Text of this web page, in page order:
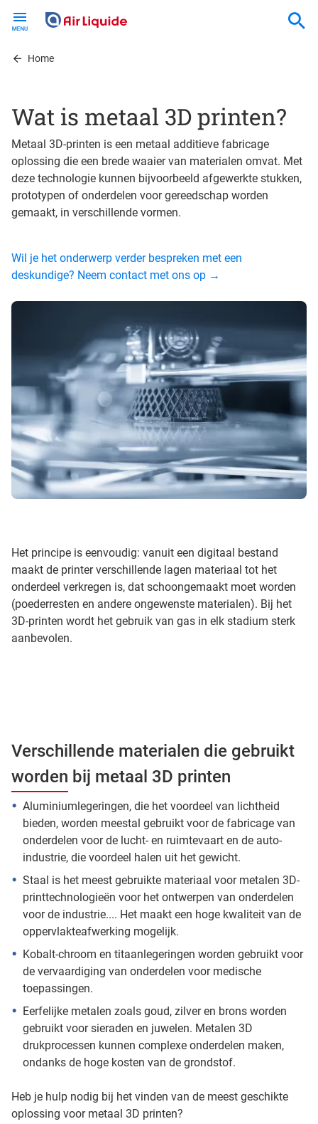
contentHome
Wat is metaal 3D printen?
Metaal 3D-printen is een metaal additieve fabricage
oplossing die een brede waaier van materialen omvat. Met
deze technologie kunnen bijvoorbeeld afgewerkte stukken,
prototypen of onderdelen voor gereedschap worden
gemaakt, in verschillende vormen.
Wil je het onderwerp verder bespreken met een
deskundige? Neem contact met ons op →
Het principe is eenvoudig: vanuit een digitaal bestand
maakt de printer verschillende lagen materiaal tot het
onderdeel verkregen is, dat schoongemaakt moet worden
(poederresten en andere ongewenste materialen). Bij het
3D-printen wordt het gebruik van gas in elk stadium sterk
aanbevolen.
Verschillende materialen die gebruikt
worden bij metaal 3D printen
Aluminiumlegeringen, die het voordeel van lichtheid
bieden, worden meestal gebruikt voor de fabricage van
onderdelen voor de lucht- en ruimtevaart en de auto-
industrie, die voordeel halen uit het gewicht.
Staal is het meest gebruikte materiaal voor metalen 3D-
printtechnologieën voor het ontwerpen van onderdelen
voor de industrie.... Het maakt een hoge kwaliteit van de
oppervlakteafwerking mogelijk.
Kobalt-chroom en titaanlegeringen worden gebruikt voor
de vervaardiging van onderdelen voor medische
toepassingen.
Eerfelijke metalen zoals goud, zilver en brons worden
gebruikt voor sieraden en juwelen. Metalen 3D
drukprocessen kunnen complexe onderdelen maken,
ondanks de hoge kosten van de grondstof.
Heb je hulp nodig bij het vinden van de meest geschikte
oplossing voor metaal 3D printen?